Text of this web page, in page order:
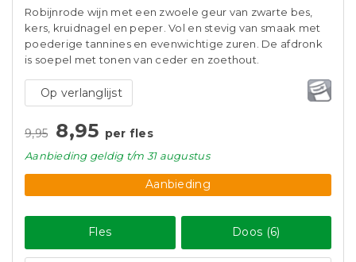
Robijnrode wijn met een zwoele geur van zwarte bes,
kers, kruidnagel en peper. Vol en stevig van smaak met
poederige tannines en evenwichtige zuren. De afdronk
is soepel met tonen van ceder en zoethout.
Op verlanglijst
9,95 8,95 per fles
Aanbieding geldigt/m 31 augustus
Aanbieding
Fles Doos (6)